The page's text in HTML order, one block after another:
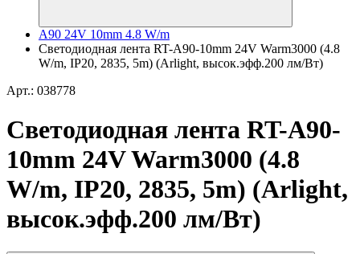
A90 24V 10mm 4.8 W/m
Светодиодная лента RT-A90-10mm 24V Warm3000 (4.8
W/m, IP20, 2835, 5m) (Arlight, высок.эфф.200 лм/Вт)
Арт.: 038778
Светодиодная лента RT-A90-
10mm 24V Warm3000 (4.8
W/m, IP20, 2835, 5m) (Arlight,
высок.эфф.200 лм/Вт)